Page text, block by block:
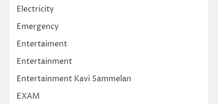
Electricity
Emergency
Entertaiment
Entertainment
Entertainment Kavi Sammelan
EXAM